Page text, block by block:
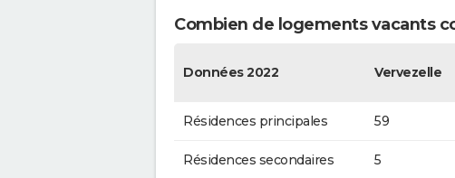
Combien de logements vacants
Données 2022 Vervezelle
Résidences principales 59
Résidences secondaires 5